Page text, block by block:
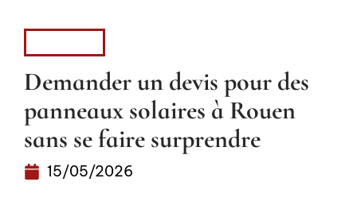
Demander un devis pour des
panneaux solaires à Rouen
sans se faire surprendre
15/05/2026